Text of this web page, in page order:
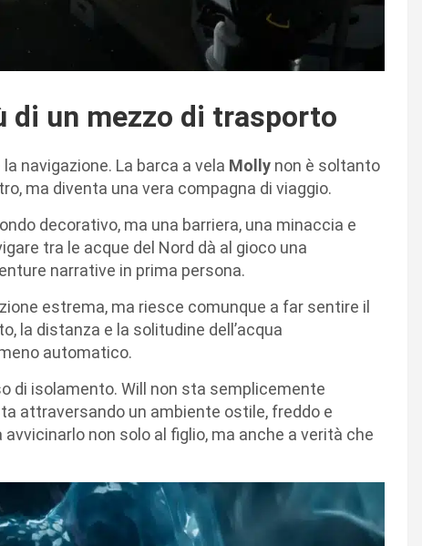
di un mezzo di trasporto
navigazione. La barca a vela Molly non è soltanto
ma diventa una vera compagna di viaggio.
decorativo, ma una barriera, una minaccia e
tra le acque del Nord dà al gioco una
narrative in prima persona.
estrema, ma riesce comunque a far sentire il
la distanza e la solitudine dell’acqua
automatico.
di isolamento. Will non sta semplicemente
attraversando un ambiente ostile, freddo e
non solo al figlio, ma anche a verità che